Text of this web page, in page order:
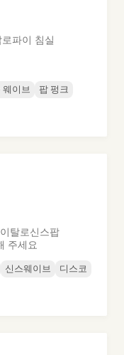
로파이 침실
웨이브
팝 펑크
탈로신스팝
주세요
신스웨이브
디스코